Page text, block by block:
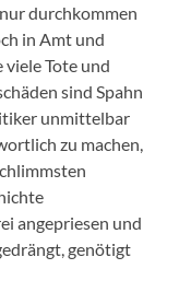
durchkommen
in Amt und
viele Tote und
sind Spahn
unmittelbar
zu machen,
angepriesen und
genötigt